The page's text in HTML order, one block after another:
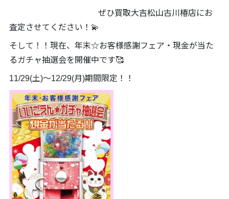
ぜひ買取大吉松山古川椿店にお
査定させてください！💫
そして！！現在、年末☆お客様感謝フェア・現金が当た
るガチャ抽選会を開催中です🥰
11/29(土)～12/29(月)期間限定！！